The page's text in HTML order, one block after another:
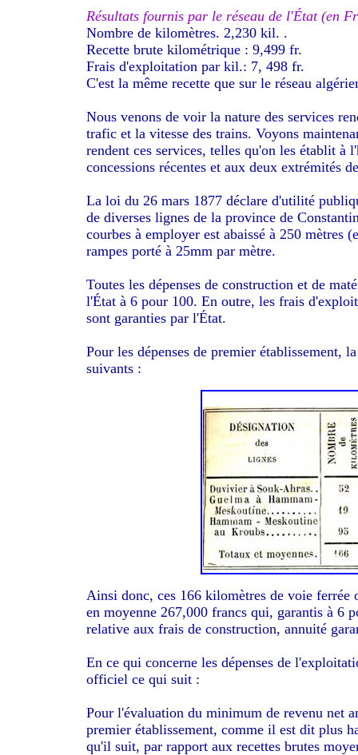
Résultats fournis par le réseau de l'État (en
Nombre de kilomètres. 2,230 kil. .
Recette brute kilométrique : 9,499 fr.
Frais d'exploitation par kil.: 7, 498 fr.
C'est la même recette que sur le réseau
Nous venons de voir la nature des services
trafic et la vitesse des trains. Voyons
rendent ces services, telles qu'on les établit à
concessions récentes et aux deux extrémités
La loi du 26 mars 1877 déclare d'utilité
de diverses lignes de la province de
courbes à employer est abaissé à 250
rampes porté à 25mm par mètre.
Toutes les dépenses de construction et de
l'État à 6 pour 100. En outre, les frais
sont garanties par l'État.
Pour les dépenses de premier établissement,
suivants :
Ainsi donc, ces 166 kilomètres de voie
en moyenne 267,000 francs qui, garantis à 6
relative aux frais de construction, annuité
En ce qui concerne les dépenses de
officiel ce qui suit :
Pour l'évaluation du minimum de revenu net
premier établissement, comme il est dit plus
qu'il suit, par rapport aux recettes brutes